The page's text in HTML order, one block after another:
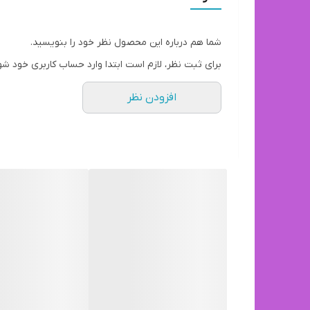
شما هم درباره این محصول نظر خود را بنویسید.
برای ثبت نظر، لازم است ابتدا وارد حساب کاربری خود
افزودن نظر